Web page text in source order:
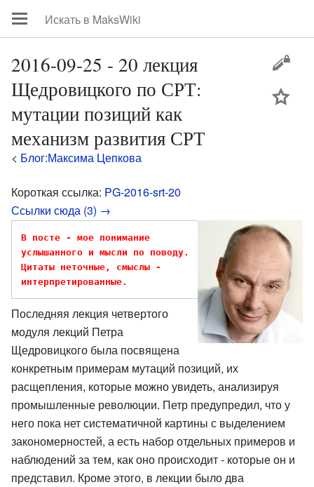
2016-09-25 - 20 лекция
Щедровицкого по СРТ:
мутации позиций как
механизм развития СРТ
< Блог:Максима Цепкова
Короткая ссылка: PG-2016-srt-20
Ссылки сюда (3) →
В посте - мое понимание
услышанного и мысли по поводу.
Цитаты неточные, смыслы -
интерпретированные.
Последняя лекция четвертого
модуля лекций Петра
Щедровицкого была посвящена
конкретным примерам мутаций позиций, их
расщепления, которые можно увидеть, анализируя
промышленные революции. Петр предупредил, что у
него пока нет систематичной картины с выделением
закономерностей, а есть набор отдельных примеров и
наблюдений за тем, как оно происходит - которые он и
представил. Кроме этого, в лекции было два